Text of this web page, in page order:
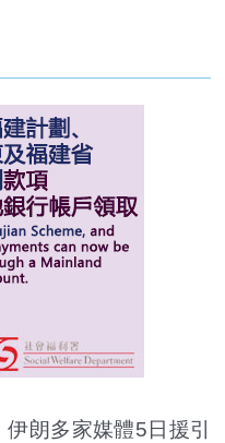
朗多家媒體5日援引